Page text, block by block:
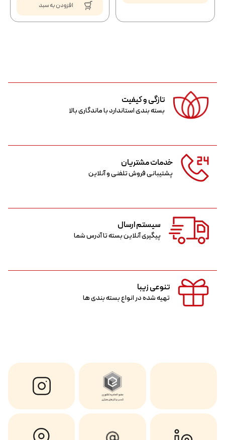
افزودن به سبد
تازگی و کیفیت
بسته بندی استاندارد با ماندگاری بالا
خدمات مشتریان
پشتیبانی فروش تلفنی و آنلاین
سیستم ارسال
پیگیری آنلاین بسته تا آدرس شما
تنوعی زیبا
تهیه شده در انواع بسته بندی ها